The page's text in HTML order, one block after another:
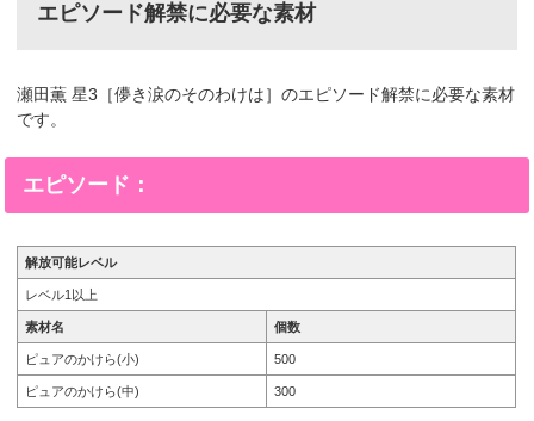
エピソード解禁に必要な素材
瀬田薫 星3［儚き涙のそのわけは］のエピソード解禁に必要な素材
です。
エピソード：
解放可能レベル
レベル1以上
素材名 個数
ピュアのかけら(小) 500
ピュアのかけら(中) 300